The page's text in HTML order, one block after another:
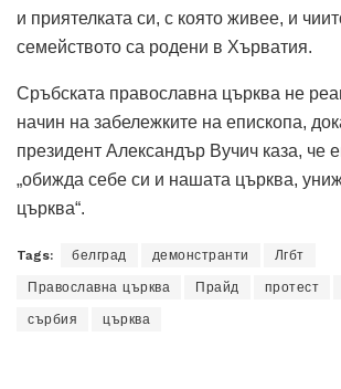
и приятелката си, с която живее, и
семейството са родени в Хърватия.
Сръбската православна църква не
начин на забележките на епископа,
президент Александър Вучич каза, че
„обижда себе си и нашата църква,
църква“.
Tags: белград демонстранти Лгбт
Православна църква Прайд протест
сърбия църква